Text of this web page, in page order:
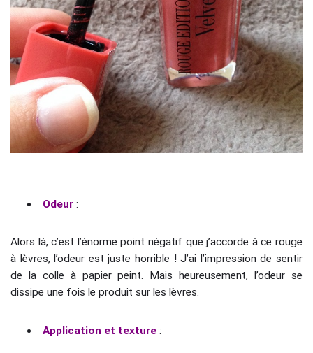
Odeur :
Alors là, c’est l’énorme point négatif que j’accorde à ce rouge
à lèvres, l’odeur est juste horrible ! J’ai l’impression de sentir
de la colle à papier peint. Mais heureusement, l’odeur se
dissipe une fois le produit sur les lèvres.
Application et texture :